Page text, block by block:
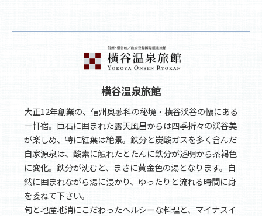
横谷温泉旅館
大正12年創業の、信州奥蓼科の秘境・横谷渓谷の懐にある
一軒宿。巨石に囲まれた露天風呂からは四季折々の渓谷美
が楽しめ、特に紅葉は絶景。鉄分と炭酸ガスを多く含んだ
自家源泉は、酸素に触れたとたんに鉄分が透明から茶褐色
に変化。鉄分が沈むと、まさに黄金色の湯となります。自
然に囲まれながら湯に浸かり、ゆったりと流れる時間に身
を委ねて下さい。
旬と地産地消にこだわったヘルシーな料理と、マイナスイ